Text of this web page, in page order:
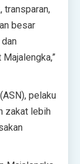
transparan,
besar
pelaku
zakat lebih